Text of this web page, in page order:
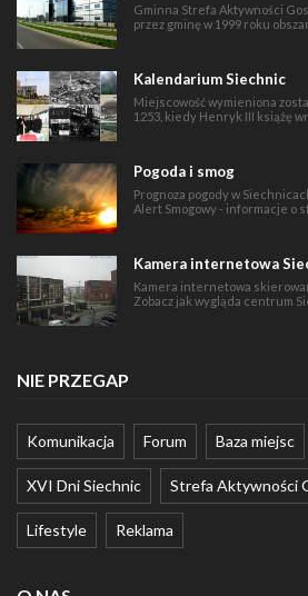
Gminna Strefa Aktywności
przez gminę w 1999 roku
Kalendarium Siechnic
Miejscowość wymieniona
1253, kiedy Henryk III książę
Pogoda i smog
Prognoza pogody w
Alert Smogowy - informacje o
Kamera internetowa
Kamera internetowa
Zobacz jak wygląda centrum
NIE PRZEGAP
Komunikacja Forum Baza miejsc
XVI Dni Siechnic Strefa Aktywności
Lifestyle Reklama